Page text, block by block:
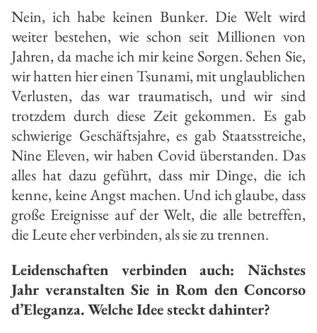
Nein, ich habe keinen Bunker. Die Welt wird
weiter bestehen, wie schon seit Millionen von
Jahren, da mache ich mir keine Sorgen. Sehen Sie,
wir hatten hier einen Tsunami, mit unglaublichen
Verlusten, das war traumatisch, und wir sind
trotzdem durch diese Zeit gekommen. Es gab
schwierige Geschäftsjahre, es gab Staatsstreiche,
Nine Eleven, wir haben Covid überstanden. Das
alles hat dazu geführt, dass mir Dinge, die ich
kenne, keine Angst machen. Und ich glaube, dass
große Ereignisse auf der Welt, die alle betreffen,
die Leute eher verbinden, als sie zu trennen.
Leidenschaften verbinden auch: Nächstes
Jahr veranstalten Sie in Rom den Concorso
d’Eleganza. Welche Idee steckt dahinter?